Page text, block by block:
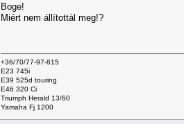
Boge!
Miért nem állítottál meg!?
+36/70/77-97-815
E23 745i
E39 525d touring
E46 320 Ci
Triumph Herald 13/60
Yamaha Fj 1200